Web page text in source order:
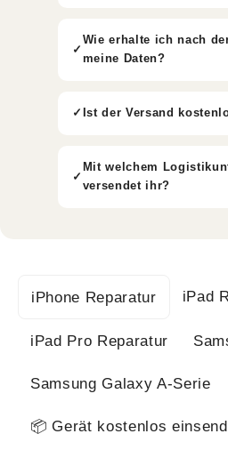
Wie erhalte ich nach
meine Daten?
Ist der Versand
Mit welchem
versendet ihr?
iPhone Reparatur iPad
iPad Pro Reparatur
Samsung Galaxy A-Serie
📦 Gerät kostenlos